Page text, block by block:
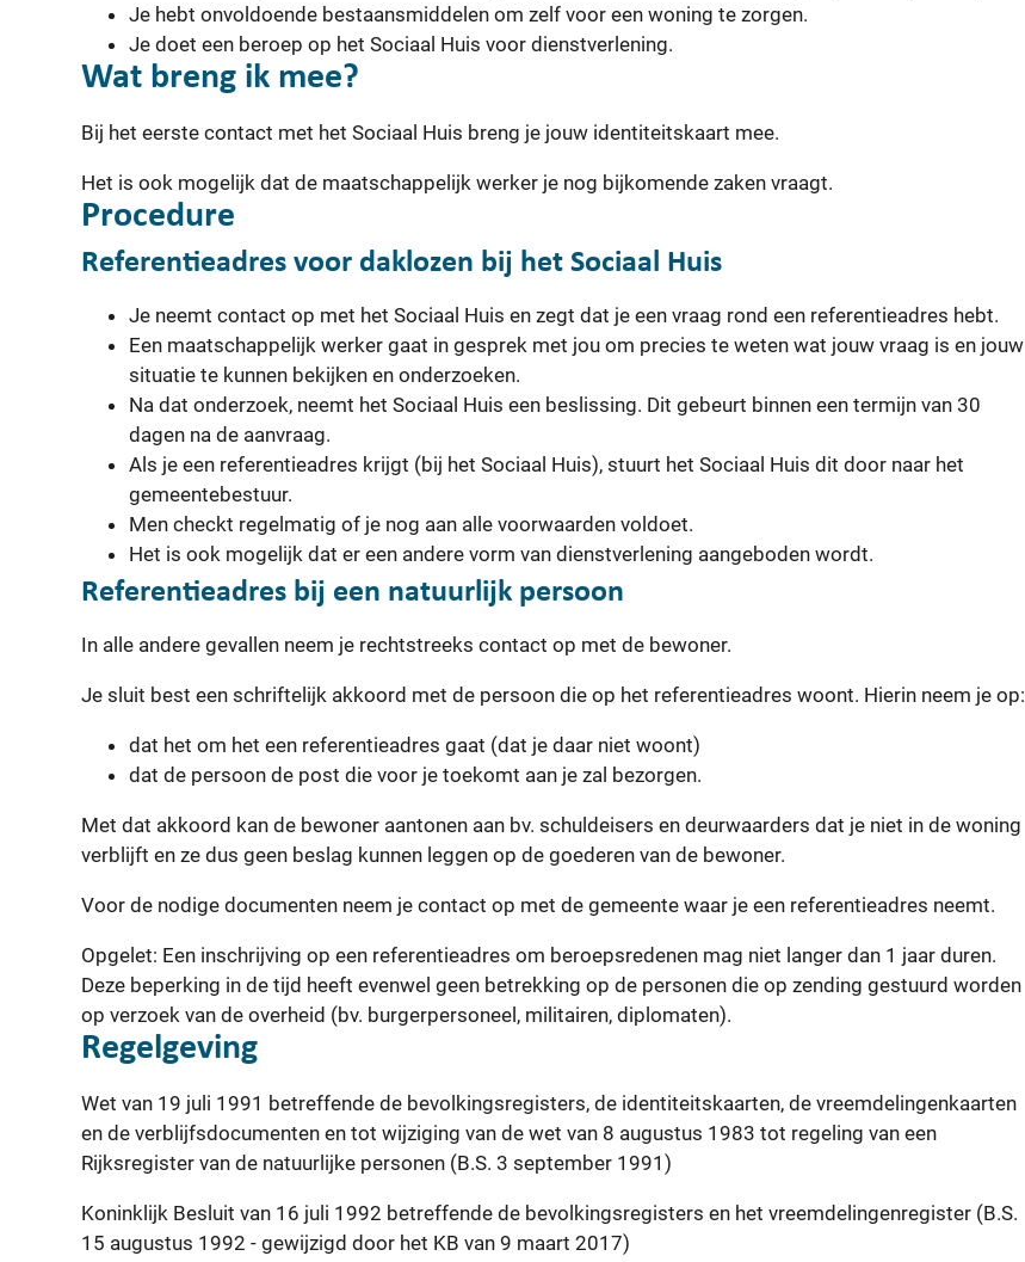
Je hebt onvoldoende bestaansmiddelen om zelf voor een woning te zorgen.
Je doet een beroep op het Sociaal Huis voor dienstverlening.
Wat breng ik mee?
Bij het eerste contact met het Sociaal Huis breng je jouw identiteitskaart mee.
Het is ook mogelijk dat de maatschappelijk werker je nog bijkomende zaken vraagt.
Procedure
Referentieadres voor daklozen bij het Sociaal Huis
Je neemt contact op met het Sociaal Huis en zegt dat je een vraag rond een referentieadres hebt.
Een maatschappelijk werker gaat in gesprek met jou om precies te weten wat jouw vraag is en jouw
situatie te kunnen bekijken en onderzoeken.
Na dat onderzoek, neemt het Sociaal Huis een beslissing. Dit gebeurt binnen een termijn van 30
dagen na de aanvraag.
Als je een referentieadres krijgt (bij het Sociaal Huis), stuurt het Sociaal Huis dit door naar het
gemeentebestuur.
Men checkt regelmatig of je nog aan alle voorwaarden voldoet.
Het is ook mogelijk dat er een andere vorm van dienstverlening aangeboden wordt.
Referentieadres bij een natuurlijk persoon
In alle andere gevallen neem je rechtstreeks contact op met de bewoner.
Je sluit best een schriftelijk akkoord met de persoon die op het referentieadres woont. Hierin neem je op:
dat het om het een referentieadres gaat (dat je daar niet woont)
dat de persoon de post die voor je toekomt aan je zal bezorgen.
Met dat akkoord kan de bewoner aantonen aan bv. schuldeisers en deurwaarders dat je niet in de woning
verblijft en ze dus geen beslag kunnen leggen op de goederen van de bewoner.
Voor de nodige documenten neem je contact op met de gemeente waar je een referentieadres neemt.
Opgelet: Een inschrijving op een referentieadres om beroepsredenen mag niet langer dan 1 jaar duren.
Deze beperking in de tijd heeft evenwel geen betrekking op de personen die op zending gestuurd worden
op verzoek van de overheid (bv. burgerpersoneel, militairen, diplomaten).
Regelgeving
Wet van 19 juli 1991 betreffende de bevolkingsregisters, de identiteitskaarten, de vreemdelingenkaarten
en de verblijfsdocumenten en tot wijziging van de wet van 8 augustus 1983 tot regeling van een
Rijksregister van de natuurlijke personen (B.S. 3 september 1991)
Koninklijk Besluit van 16 juli 1992 betreffende de bevolkingsregisters en het vreemdelingenregister (B.S.
15 augustus 1992 - gewijzigd door het KB van 9 maart 2017)